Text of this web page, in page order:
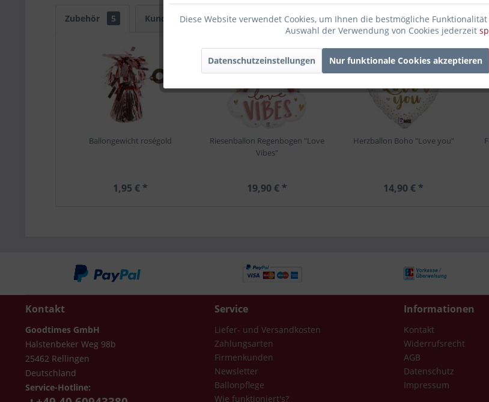
Zubehör 5 Kunden kauften auch Kunden haben sich ebenfalls angesehen
Ballongewicht roségold
1,95 € *
Riesenballon Regenbogen "Love
Vibes"
19,90 € *
Herzballon Boho "Love you"
14,90 € *
Kontakt
Goodtimes GmbH
Halstenbeker Weg 98b
25462 Rellingen
Deutschland
Service-Hotline:
Service
Liefer- und Versandkosten
Zahlungsarten
Firmenkunden
Newsletter
Ballonpflege
Wie funktioniert's?
Informationen
Kontakt
Widerrufsrecht
AGB
Datenschutz
Impressum
Diese Website verwendet Cookies, um Ihnen die bestmögliche
Auswahl der Verwendung von Cookies jederzeit
Datenschutzeinstellungen Nur funktionale Cookies akzeptieren